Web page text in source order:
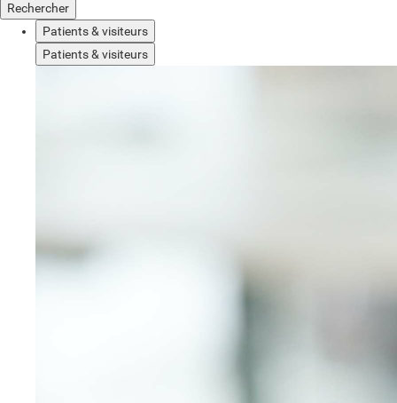
Rechercher
Patients & visiteurs
Patients & visiteurs